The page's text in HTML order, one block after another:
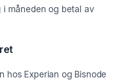
måneden og betal av
hos Experian og Bisnode